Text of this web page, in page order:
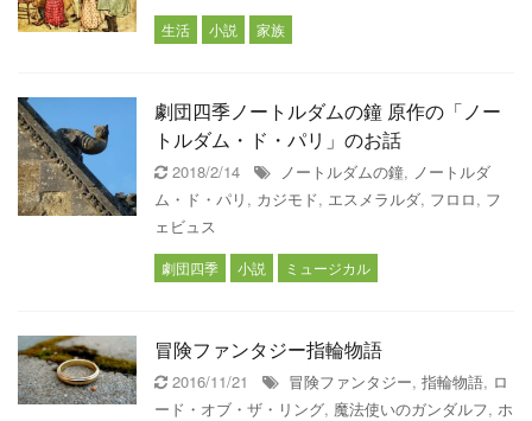
生活 小説 家族
劇団四季ノートルダムの鐘 原作の「ノー
トルダム・ド・パリ」のお話
2018/2/14 ノートルダムの鐘, ノートルダ
ム・ド・パリ , カジモド, エスメラルダ, フロロ, フ
ェビュス
劇団四季 小説 ミュージカル
冒険ファンタジー指輪物語
2016/11/21 冒険ファンタジー, 指輪物語, ロ
ード・オブ・ザ・リング, 魔法使いのガンダルフ, ホ